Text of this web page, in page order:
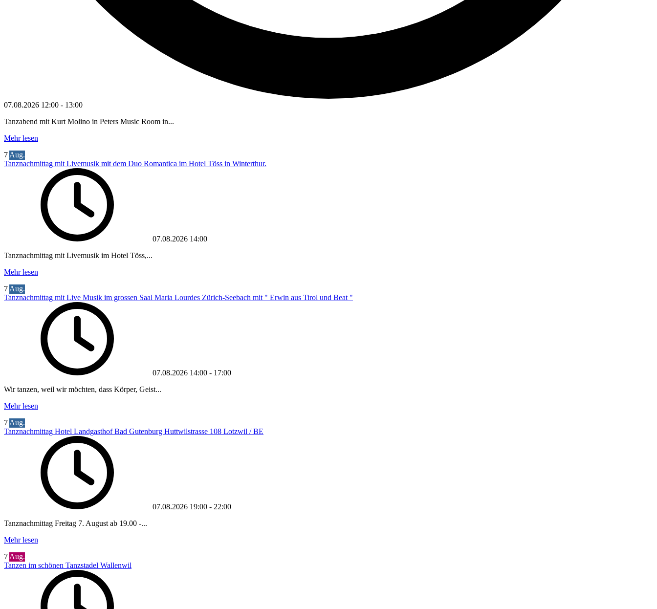
07.08.2026 12:00 - 13:00
Tanzabend mit Kurt Molino in Peters Music Room in...
Mehr lesen
7 Aug.
Tanznachmittag mit Livemusik mit dem Duo Romantica im Hotel Töss in Winterthur.
07.08.2026 14:00
Tanznachmittag mit Livemusik im Hotel Töss,...
Mehr lesen
7 Aug.
Tanznachmittag mit Live Musik im grossen Saal Maria Lourdes Zürich-Seebach mit " Erwin aus Tirol und Beat "
07.08.2026 14:00 - 17:00
Wir tanzen, weil wir möchten, dass Körper, Geist...
Mehr lesen
7 Aug.
Tanznachmittag Hotel Landgasthof Bad Gutenburg Huttwilstrasse 108 Lotzwil / BE
07.08.2026 19:00 - 22:00
Tanznachmittag Freitag 7. August ab 19.00 -...
Mehr lesen
7 Aug.
Tanzen im schönen Tanzstadel Wallenwil